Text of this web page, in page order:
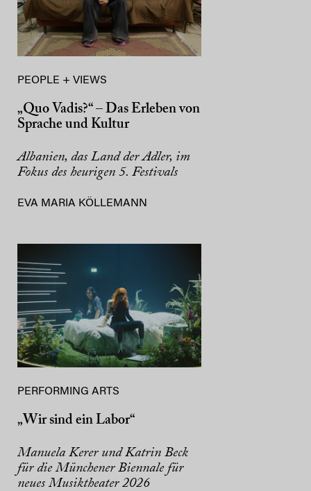
PEOPLE + VIEWS
„Quo Vadis?“ – Das Erleben von
Sprache und Kultur
Albanien, das Land der Adler, im
Fokus des heurigen 5. Festivals
EVA MARIA KÖLLEMANN
PERFORMING ARTS
„Wir sind ein Labor“
Manuela Kerer und Katrin Beck
für die Münchener Biennale für
neues Musiktheater 2026